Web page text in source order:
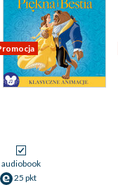
audiobook
25 pkt